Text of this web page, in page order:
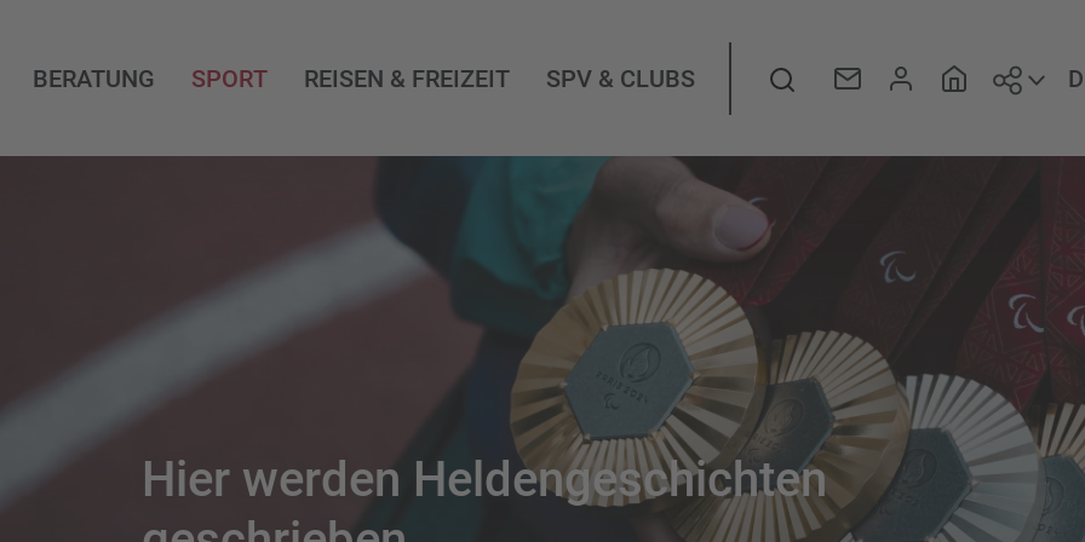
BERATUNG SPORT REISEN & FREIZEIT SPV & CLUBS Suche
Hier werden Heldengeschichten